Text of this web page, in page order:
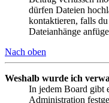
dürfen Dateien
kontaktieren, falls
Dateianhänge
Nach oben
Weshalb wurde ich
In jedem Board gibt
Administration